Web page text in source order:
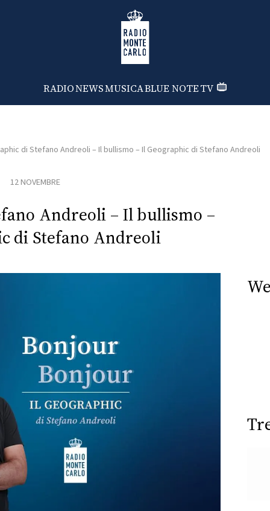
Radio Monte Carlo
RADIONEWSMUSICABLUE NOTETV
di Stefano Andreoli – Il bullismo – Il Geographic di Stefano Andreoli
12 NOVEMBRE
Andreoli – Il bullismo –
di Stefano Andreoli